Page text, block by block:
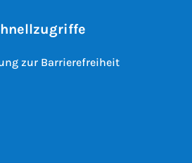
zur Barrierefreiheit